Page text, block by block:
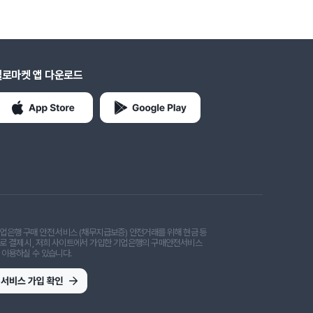
마켓 앱 다운로드
은행 구매 안전 서비스 (채무지급보증) 안전거래를 위해 현금 등
결제 시, 저희 사이트에서 가입한 기업은행의 구매안전서비스
이용하실 수 있습니다.